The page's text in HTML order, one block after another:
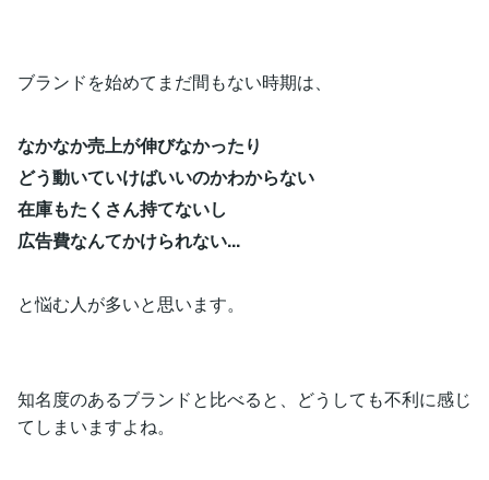
ブランドを始めてまだ間もない時期は、
なかなか売上が伸びなかったり
どう動いていけばいいのかわからない
在庫もたくさん持てないし
広告費なんてかけられない...
と悩む人が多いと思います。
知名度のあるブランドと比べると、どうしても不利に感じ
てしまいますよね。